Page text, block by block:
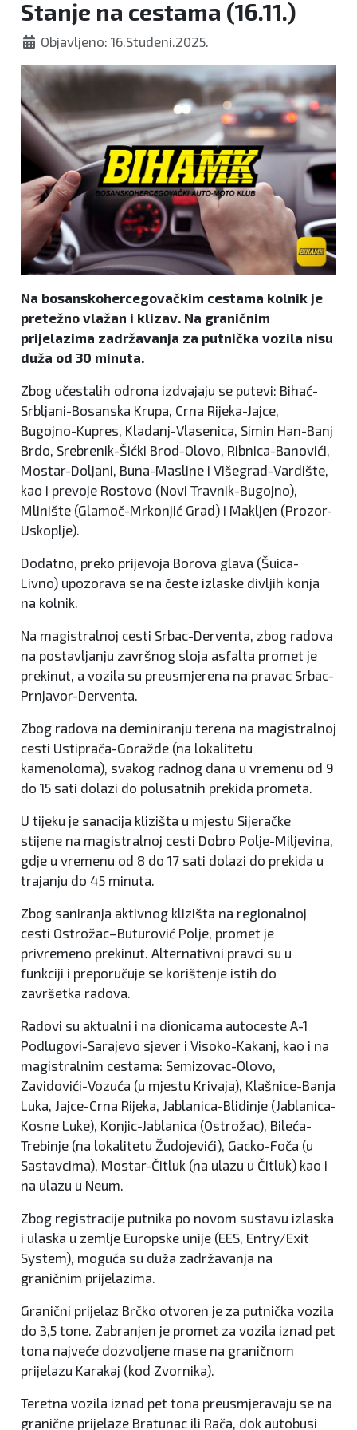
Stanje na cestama (16.11.)
Objavljeno: 16.Studeni.2025.
Na bosanskohercegovačkim cestama kolnik je
pretežno vlažan i klizav. Na graničnim
prijelazima zadržavanja za putnička vozila nisu
duža od 30 minuta.
Zbog učestalih odrona izdvajaju se putevi: Bihać-
Srbljani-Bosanska Krupa, Crna Rijeka-Jajce,
Bugojno-Kupres, Kladanj-Vlasenica, Simin Han-Banj
Brdo, Srebrenik-Šićki Brod-Olovo, Ribnica-Banovići,
Mostar-Doljani, Buna-Masline i Višegrad-Vardište,
kao i prevoje Rostovo (Novi Travnik-Bugojno),
Mlinište (Glamoč-Mrkonjić Grad) i Makljen (Prozor-
Uskoplje).
Dodatno, preko prijevoja Borova glava (Šuica-
Livno) upozorava se na česte izlaske divljih konja
na kolnik.
Na magistralnoj cesti Srbac-Derventa, zbog radova
na postavljanju završnog sloja asfalta promet je
prekinut, a vozila su preusmjerena na pravac Srbac-
Prnjavor-Derventa.
Zbog radova na deminiranju terena na magistralnoj
cesti Ustiprača-Goražde (na lokalitetu
kamenoloma), svakog radnog dana u vremenu od 9
do 15 sati dolazi do polusatnih prekida prometa.
U tijeku je sanacija klizišta u mjestu Sijeračke
stijene na magistralnoj cesti Dobro Polje-Miljevina,
gdje u vremenu od 8 do 17 sati dolazi do prekida u
trajanju do 45 minuta.
Zbog saniranja aktivnog klizišta na regionalnoj
cesti Ostrožac–Buturović Polje, promet je
privremeno prekinut. Alternativni pravci su u
funkciji i preporučuje se korištenje istih do
završetka radova.
Radovi su aktualni i na dionicama autoceste A-1
Podlugovi-Sarajevo sjever i Visoko-Kakanj, kao i na
magistralnim cestama: Semizovac-Olovo,
Zavidovići-Vozuća (u mjestu Krivaja), Klašnice-Banja
Luka, Jajce-Crna Rijeka, Jablanica-Blidinje (Jablanica-
Kosne Luke), Konjic-Jablanica (Ostrožac), Bileća-
Trebinje (na lokalitetu Žudojevići), Gacko-Foča (u
Sastavcima), Mostar-Čitluk (na ulazu u Čitluk) kao i
na ulazu u Neum.
Zbog registracije putnika po novom sustavu izlaska
i ulaska u zemlje Europske unije (EES, Entry/Exit
System), moguća su duža zadržavanja na
graničnim prijelazima.
Granični prijelaz Brčko otvoren je za putnička vozila
do 3,5 tone. Zabranjen je promet za vozila iznad pet
tona najveće dozvoljene mase na graničnom
prijelazu Karakaj (kod Zvornika).
Teretna vozila iznad pet tona preusmjeravaju se na
granične prijelaze Bratunac ili Rača, dok autobusi